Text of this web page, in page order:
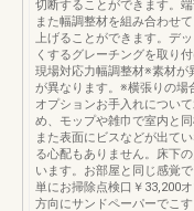
切断することができます。
また幅調整材を組み合わせ
上げることができます。デ
くするグレーチングを取り
現場対応力幅調整材※素材が
が異なります。※横張りの場
オプションお手入れについ
め、モップや雑巾で室内と
また表面にビスなどが出て
る心配もありません。床下
います。お部屋と同じ感覚
単にお掃除点検口￥33,200
方向にサンドペーパーでこ